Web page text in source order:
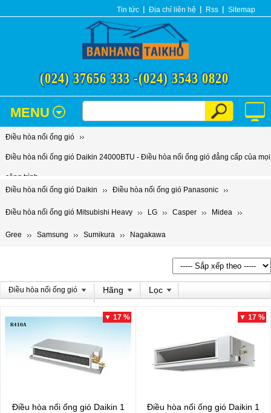
Tin tức Địa chỉ liên hệ Rss Sitemap
(024) 37656 333 -(024) 3543 0820
MENU
Điều hòa nối ống gió
Điều hòa nối ống gió Daikin 24000BTU - Điều hòa nối ống gió đẳng cấp của mọi
công trình
Điều hòa nối ống gió Daikin
Điều hòa nối ống gió Panasonic
Điều hòa nối ống gió Mitsubishi Heavy LG Casper Midea
Gree Samsung Sumikura Nagakawa
Điều hòa nối ống gió Hãng Lọc
▼ 17 %
Điều hòa nối ống gió Daikin 1
▼ 17 %
Điều hòa nối ống gió Daikin 1